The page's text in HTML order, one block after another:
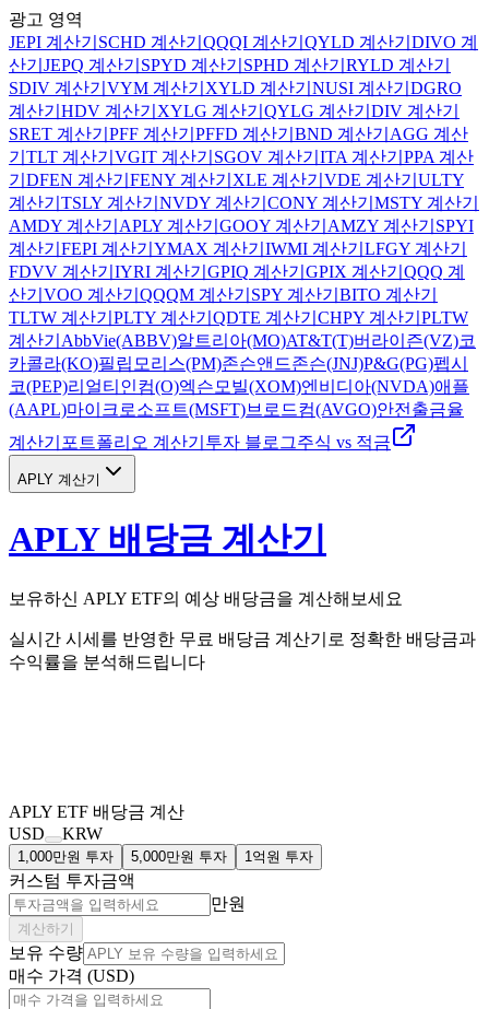
광고 영역
JEPI 계산기 SCHD 계산기 QQQI 계산기 QYLD 계산기 DIVO 계
산기 JEPQ 계산기 SPYD 계산기 SPHD 계산기 RYLD 계산기
SDIV 계산기 VYM 계산기 XYLD 계산기 NUSI 계산기 DGRO
계산기 HDV 계산기 XYLG 계산기 QYLG 계산기 DIV 계산기
SRET 계산기 PFF 계산기 PFFD 계산기 BND 계산기 AGG 계산
기 TLT 계산기 VGIT 계산기 SGOV 계산기 ITA 계산기 PPA 계산
기 DFEN 계산기 FENY 계산기 XLE 계산기 VDE 계산기 ULTY
계산기 TSLY 계산기 NVDY 계산기 CONY 계산기 MSTY 계산기
AMDY 계산기 APLY 계산기 GOOY 계산기 AMZY 계산기 SPYI
계산기 FEPI 계산기 YMAX 계산기 IWMI 계산기 LFGY 계산기
FDVV 계산기 IYRI 계산기 GPIQ 계산기 GPIX 계산기 QQQ 계
산기 VOO 계산기 QQQM 계산기 SPY 계산기 BITO 계산기
TLTW 계산기 PLTY 계산기 QDTE 계산기 CHPY 계산기 PLTW
계산기 AbbVie(ABBV)알트리아(MO)AT&T(T)버라이즌(VZ)코
카콜라(KO)필립모리스(PM)존슨앤드존슨(JNJ)P&G(PG)펩시
코(PEP)리얼티인컴(O)엑슨모빌(XOM)엔비디아(NVDA)애플
(AAPL)마이크로소프트(MSFT)브로드컴(AVGO)안전출금율
계산기 포트폴리오 계산기 투자 블로그주식 vs 적금
APLY 계산기
APLY 배당금 계산기
보유하신 APLY ETF의 예상 배당금을 계산해보세요
실시간 시세를 반영한 무료 배당금 계산기로 정확한 배당금과
수익률을 분석해드립니다
APLY ETF 배당금 계산
USD
KRW
1,000만원 투자 5,000만원 투자 1억원 투자
커스텀 투자금액
만원
계산하기
보유 수량
매수 가격 (USD)